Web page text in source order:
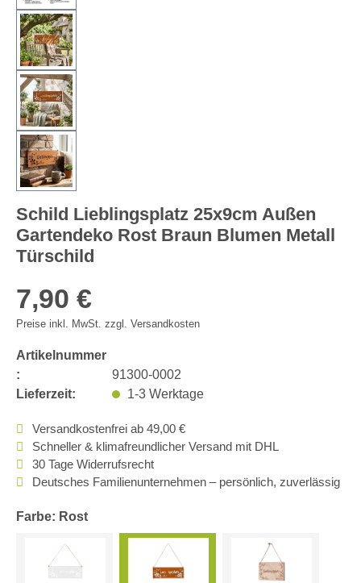
Schild Lieblingsplatz 25x9cm Außen
Gartendeko Rost Braun Blumen Metall
Türschild
7,90 €
Preise inkl. MwSt. zzgl. Versandkosten
Artikelnummer
:
91300-0002
Lieferzeit:
1-3 Werktage
Versandkostenfrei ab 49,00 €
Schneller & klimafreundlicher Versand mit DHL
30 Tage Widerrufsrecht
Deutsches Familienunternehmen – persönlich, zuverlässig
Farbe: Rost